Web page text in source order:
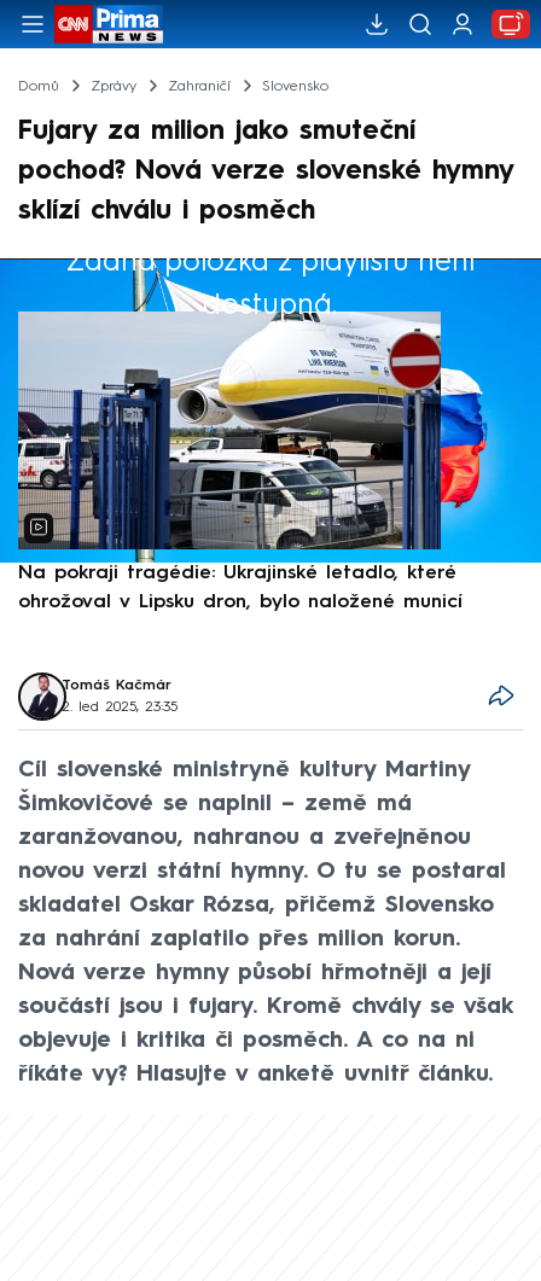
Domů Zprávy Zahraničí Slovensko
Fujary za milion jako smuteční
pochod? Nová verze slovenské hymny
sklízí chválu i posměch
Žádná položka z playlistu není
dostupná.
Výběr redakce
Na pokraji tragédie: Ukrajinské letadlo, které
ohrožoval v Lipsku dron, bylo naložené municí
Tomáš Kačmár
2. led 2025, 23:35
Cíl slovenské ministryně kultury Martiny
Šimkovičové se naplnil – země má
zaranžovanou, nahranou a zveřejněnou
novou verzi státní hymny. O tu se postaral
skladatel Oskar Rózsa, přičemž Slovensko
za nahrání zaplatilo přes milion korun.
Nová verze hymny působí hřmotněji a její
součástí jsou i fujary. Kromě chvály se však
objevuje i kritika či posměch. A co na ni
říkáte vy? Hlasujte v anketě uvnitř článku.